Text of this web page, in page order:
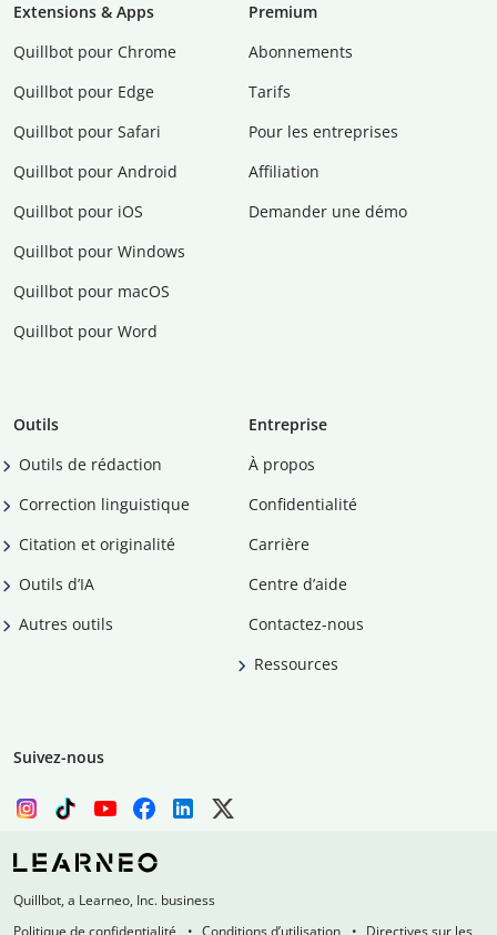
Extensions & Apps
Quillbot pour Chrome
Quillbot pour Edge
Quillbot pour Safari
Quillbot pour Android
Quillbot pour iOS
Quillbot pour Windows
Quillbot pour macOS
Quillbot pour Word
Premium
Abonnements
Tarifs
Pour les entreprises
Affiliation
Demander une démo
Outils
Outils de rédaction
Correction linguistique
Citation et originalité
Outils d’IA
Autres outils
Entreprise
À propos
Confidentialité
Carrière
Centre d’aide
Contactez-nous
Ressources
Suivez-nous
Quillbot, a Learneo, Inc. business